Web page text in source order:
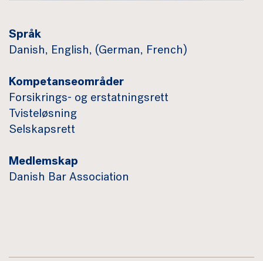
Språk
Danish, English, (German, French)
Kompetanseområder
Forsikrings- og erstatningsrett
Tvisteløsning
Selskapsrett
Medlemskap
Danish Bar Association